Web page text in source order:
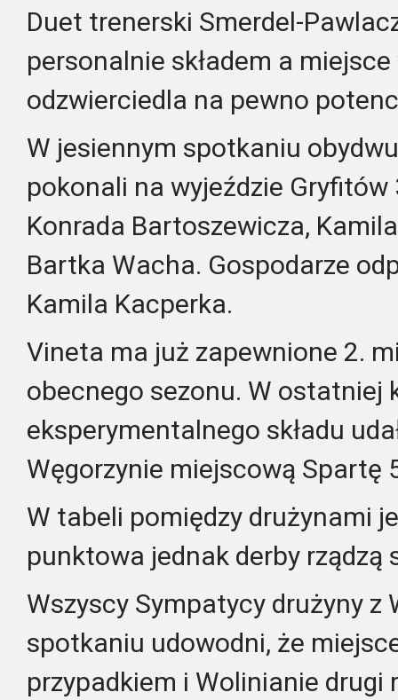
Duet trenerski Smerdel-
personalnie składem a
odzwierciedla na pewno
W jesiennym spotkaniu
pokonali na wyjeździe
Konrada Bartoszewicza,
Bartka Wacha. Gospodarze
Kamila Kacperka.
Vineta ma już zapewnione 2.
obecnego sezonu. W ostatniej
eksperymentalnego składu
Węgorzynie miejscową Spartę
W tabeli pomiędzy drużynami
punktowa jednak derby rządzą
Wszyscy Sympatycy drużyny z
spotkaniu udowodni, że
przypadkiem i Wolinianie drugi